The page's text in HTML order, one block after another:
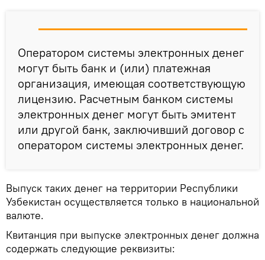
Оператором системы электронных денег
могут быть банк и (или) платежная
организация, имеющая соответствующую
лицензию. Расчетным банком системы
электронных денег могут быть эмитент
или другой банк, заключивший договор с
оператором системы электронных денег.
Выпуск таких денег на территории Республики
Узбекистан осуществляется только в национальной
валюте.
Квитанция при выпуске электронных денег должна
содержать следующие реквизиты: